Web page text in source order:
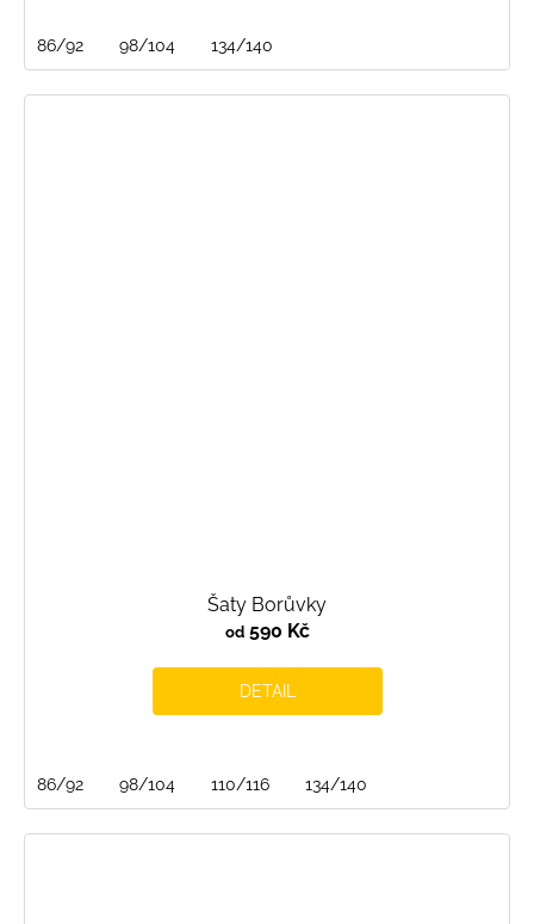
86/92 98/104 134/140
Šaty Borůvky
od590 Kč
DETAIL
86/92 98/104 110/116 134/140